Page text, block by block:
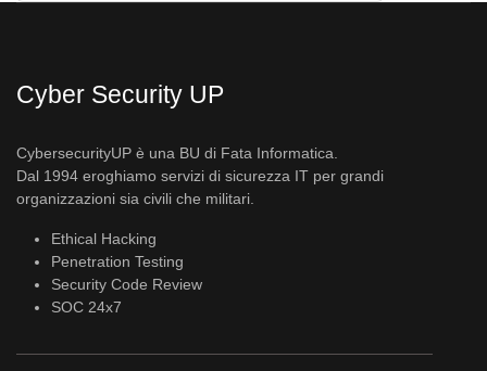
Cyber Security UP
CybersecurityUP è una BU di Fata Informatica.
Dal 1994 eroghiamo servizi di sicurezza IT per grandi
organizzazioni sia civili che militari.
Ethical Hacking
Penetration Testing
Security Code Review
SOC 24x7